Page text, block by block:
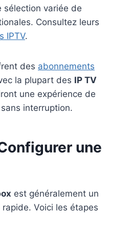
sélection variée de
Consultez leurs
IPTV.
des abonnements
la plupart des IP TV
une expérience de
interruption.
une
est généralement un
Voici les étapes